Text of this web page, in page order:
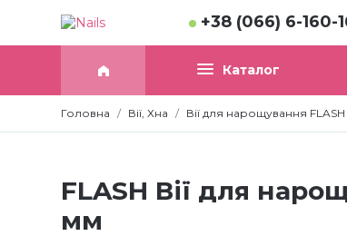
+38 (066) 6-160-
Каталог
Головна Вії, Хна Вії для нарощування FLASH
FLASH Вії для
мм